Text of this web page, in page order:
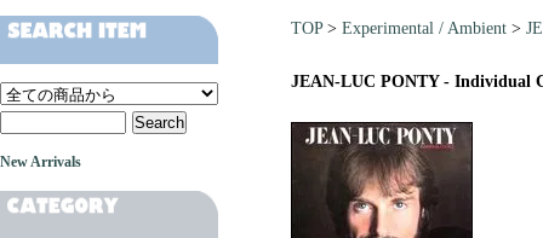
TOP> Experimental / Ambient >
JEAN-LUC PONTY - Individual
New Arrivals